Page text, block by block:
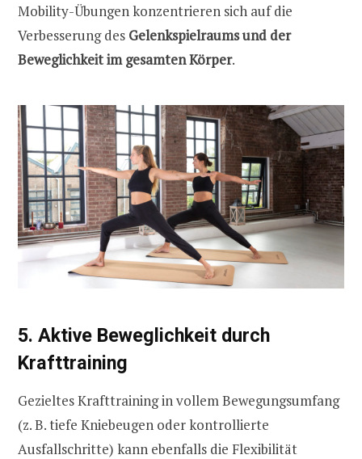
Mobility-Übungen konzentrieren sich auf die
Verbesserung des Gelenkspielraums und der
Beweglichkeit im gesamten Körper.
5. Aktive Beweglichkeit durch
Krafttraining
Gezieltes Krafttraining in vollem Bewegungsumfang
(z. B. tiefe Kniebeugen oder kontrollierte
Ausfallschritte) kann ebenfalls die Flexibilität